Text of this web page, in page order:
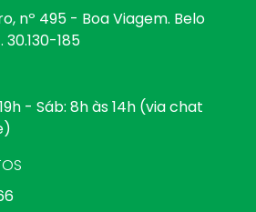
nº 495 - Boa Viagem. Belo
185
- Sáb: 8h às 14h (via chat